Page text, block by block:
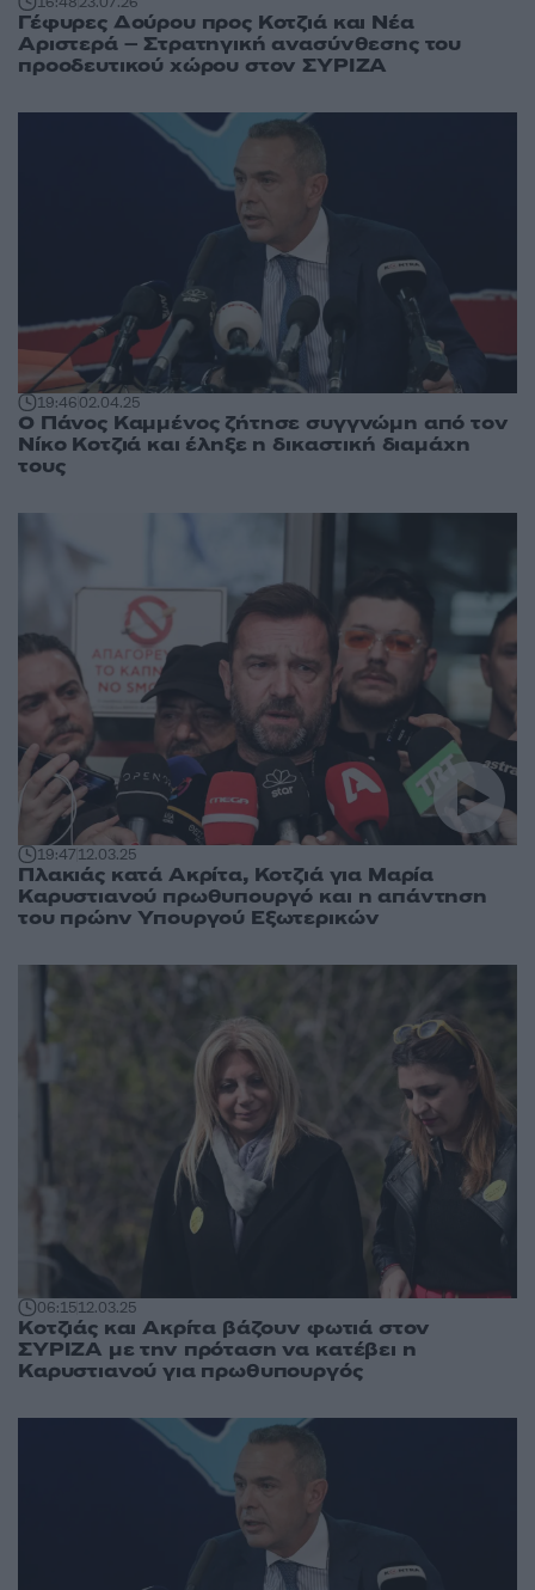
Γέφυρες Δούρου προς Κοτζιά και Νέα
Αριστερά – Στρατηγική ανασύνθεσης του
προοδευτικού χώρου στον ΣΥΡΙΖΑ
19:4602.04.25
Ο Πάνος Καμμένος ζήτησε συγγνώμη από τον
Νίκο Κοτζιά και έληξε η δικαστική διαμάχη
τους
19:4712.03.25
Πλακιάς κατά Ακρίτα, Κοτζιά για Μαρία
Καρυστιανού πρωθυπουργό και η απάντηση
του πρώην Υπουργού Εξωτερικών
06:1512.03.25
Κοτζιάς και Ακρίτα βάζουν φωτιά στον
ΣΥΡΙΖΑ με την πρόταση να κατέβει η
Καρυστιανού για πρωθυπουργός